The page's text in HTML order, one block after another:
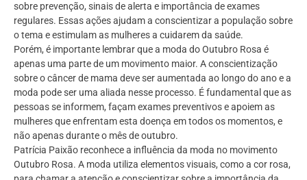
sobre prevenção, sinais de alerta e importância de exames
regulares. Essas ações ajudam a conscientizar a população sobre
o tema e estimulam as mulheres a cuidarem da saúde.
Porém, é importante lembrar que a moda do Outubro Rosa é
apenas uma parte de um movimento maior. A conscientização
sobre o câncer de mama deve ser aumentada ao longo do ano e a
moda pode ser uma aliada nesse processo. É fundamental que as
pessoas se informem, façam exames preventivos e apoiem as
mulheres que enfrentam esta doença em todos os momentos, e
não apenas durante o mês de outubro.
Patrícia Paixão reconhece a influência da moda no movimento
Outubro Rosa. A moda utiliza elementos visuais, como a cor rosa,